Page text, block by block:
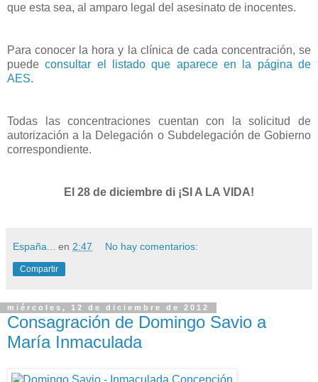
que esta sea, al amparo legal del asesinato de inocentes.
Para conocer la hora y la clínica de cada concentración, se
puedeconsultar el listado que aparece en la página de
AES.
Todas las concentraciones cuentan con la solicitud de
autorización a la Delegación o Subdelegación de Gobierno
correspondiente.
El 28 de diciembre di ¡SI A LA VIDA!
España... en 2:47 No hay comentarios:
Compartir
miércoles, 12 de diciembre de 2012
Consagración de Domingo Savio a
María Inmaculada